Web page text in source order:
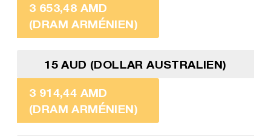
3 653,48 AMD
(DRAM ARMÉNIEN)
15 AUD (DOLLAR AUSTRALIEN)
3 914,44 AMD
(DRAM ARMÉNIEN)